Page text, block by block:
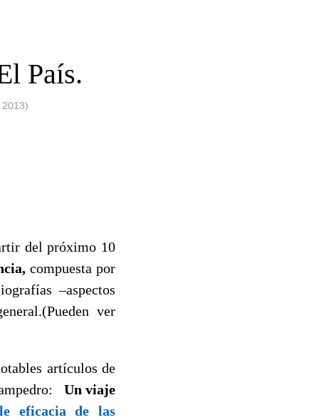
País.
2013)
del próximo 10
compuesta por
–aspectos
ver
artículos de
Un viaje
eficacia de las